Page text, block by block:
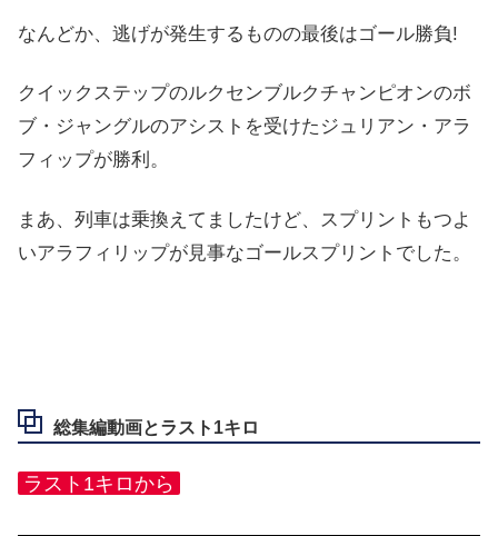
なんどか、逃げが発生するものの最後はゴール勝負!
クイックステップのルクセンブルクチャンピオンのボ
ブ・ジャングルのアシストを受けた ジュリアン・アラ
フィップが勝利。
まあ、列車は乗換えてましたけど、スプリントもつよ
いアラフィリップが見事なゴールスプリントでした。
総集編動画とラスト1キロ
ラスト1キロから